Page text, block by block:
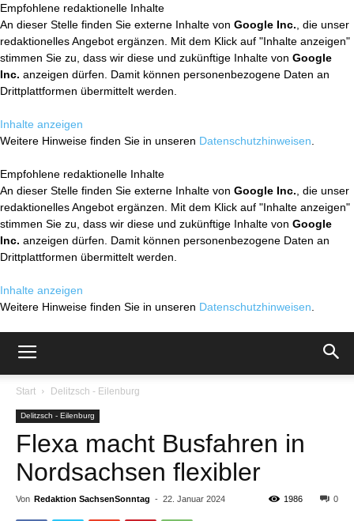
Empfohlene redaktionelle Inhalte
An dieser Stelle finden Sie externe Inhalte von Google Inc. , die unser
redaktionelles Angebot ergänzen. Mit dem Klick auf "Inhalte anzeigen"
stimmen Sie zu, dass wir diese und zukünftige Inhalte von Google
Inc. anzeigen dürfen. Damit können personenbezogene Daten an
Drittplattformen übermittelt werden.
Inhalte anzeigen
Weitere Hinweise finden Sie in unseren Datenschutzhinweisen
Empfohlene redaktionelle Inhalte
An dieser Stelle finden Sie externe Inhalte von Google Inc. , die unser
redaktionelles Angebot ergänzen. Mit dem Klick auf "Inhalte anzeigen"
stimmen Sie zu, dass wir diese und zukünftige Inhalte von Google
Inc. anzeigen dürfen. Damit können personenbezogene Daten an
Drittplattformen übermittelt werden.
Inhalte anzeigen
Weitere Hinweise finden Sie in unseren Datenschutzhinweisen
Start Delitzsch - Eilenburg
Delitzsch - Eilenburg
Flexa macht Busfahren in
Nordsachsen flexibler
Von Redaktion SachsenSonntag - 22. Januar 2024 0
1986